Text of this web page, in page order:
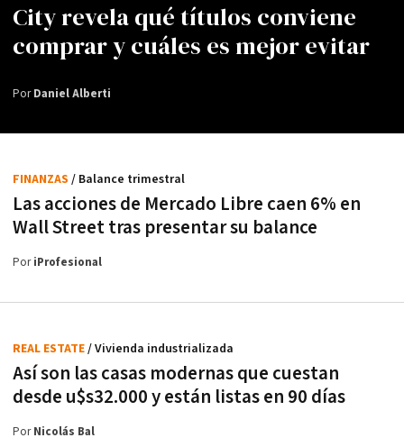
City revela qué títulos conviene
comprar y cuáles es mejor evitar
PorDaniel Alberti
Las acciones de Mercado Libre caen 6% en
Wall Street tras presentar su balance
FINANZAS / Balance trimestral
PoriProfesional
Así son las casas modernas que cuestan
desde u$s32.000 y están listas en 90 días
REAL ESTATE/ Vivienda industrializada
PorNicolás Bal